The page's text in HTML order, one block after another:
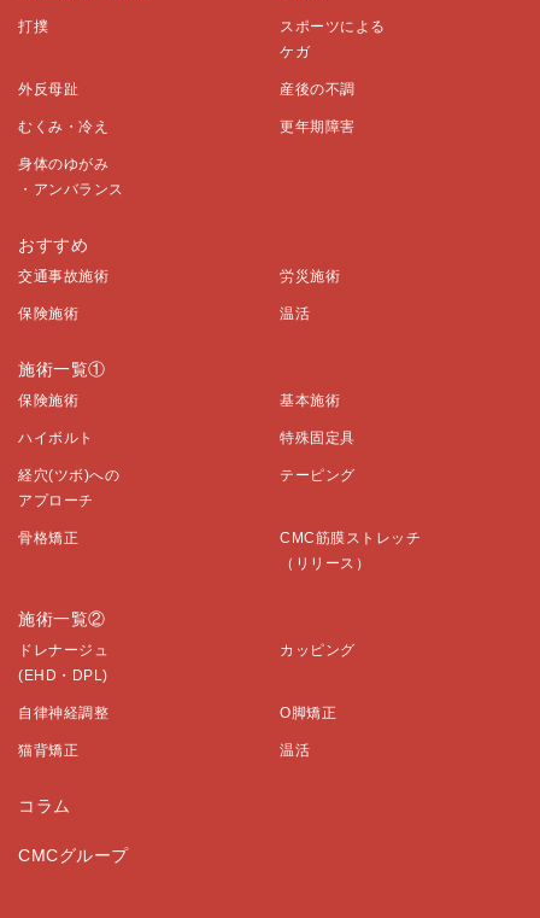
打撲
スポーツによる
ケガ
外反母趾 産後の不調
むくみ・冷え 更年期障害
身体のゆがみ
・アンバランス
おすすめ
交通事故施術 労災施術
保険施術 温活
施術一覧①
保険施術 基本施術
ハイボルト 特殊固定具
経穴(ツボ)への
アプローチ
テーピング
骨格矯正
CMC筋膜ストレッチ
（リリース）
施術一覧②
ドレナージュ
(EHD・DPL)
カッピング
自律神経調整 O脚矯正
猫背矯正 温活
コラム
CMCグループ